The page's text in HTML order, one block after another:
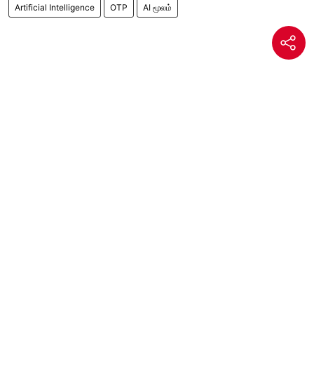
Artificial Intelligence OTP AI மூலம்